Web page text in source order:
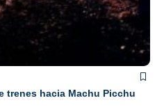
trenes hacia Machu Picchu